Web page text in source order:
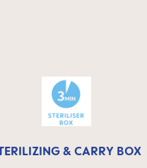
& CARRY BOX